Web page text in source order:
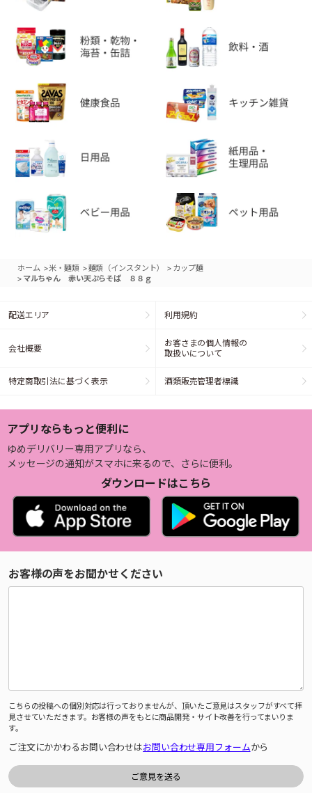
ホーム >米・麺類 >麺類（インスタント） > カップ麺
> マルちゃん 赤い天ぷらそば ８８ｇ
配送エリア 利用規約
会社概要
お客さまの個人情報の
取扱いについて
特定商取引法に基づく表示 酒類販売管理者標識
アプリならもっと便利に
ゆめデリバリー専用アプリなら、
メッセージの通知がスマホに来るので、さらに便利。
ダウンロードはこちら
お客様の声をお聞かせください
こちらの投稿への個別対応は行っておりませんが、頂いたご意見はスタッフがすべて拝
見させていただきます。お客様の声をもとに商品開発・サイト改善を行ってまいりま
す。
ご注文にかかわるお問い合わせはお問い合わせ専用フォームから